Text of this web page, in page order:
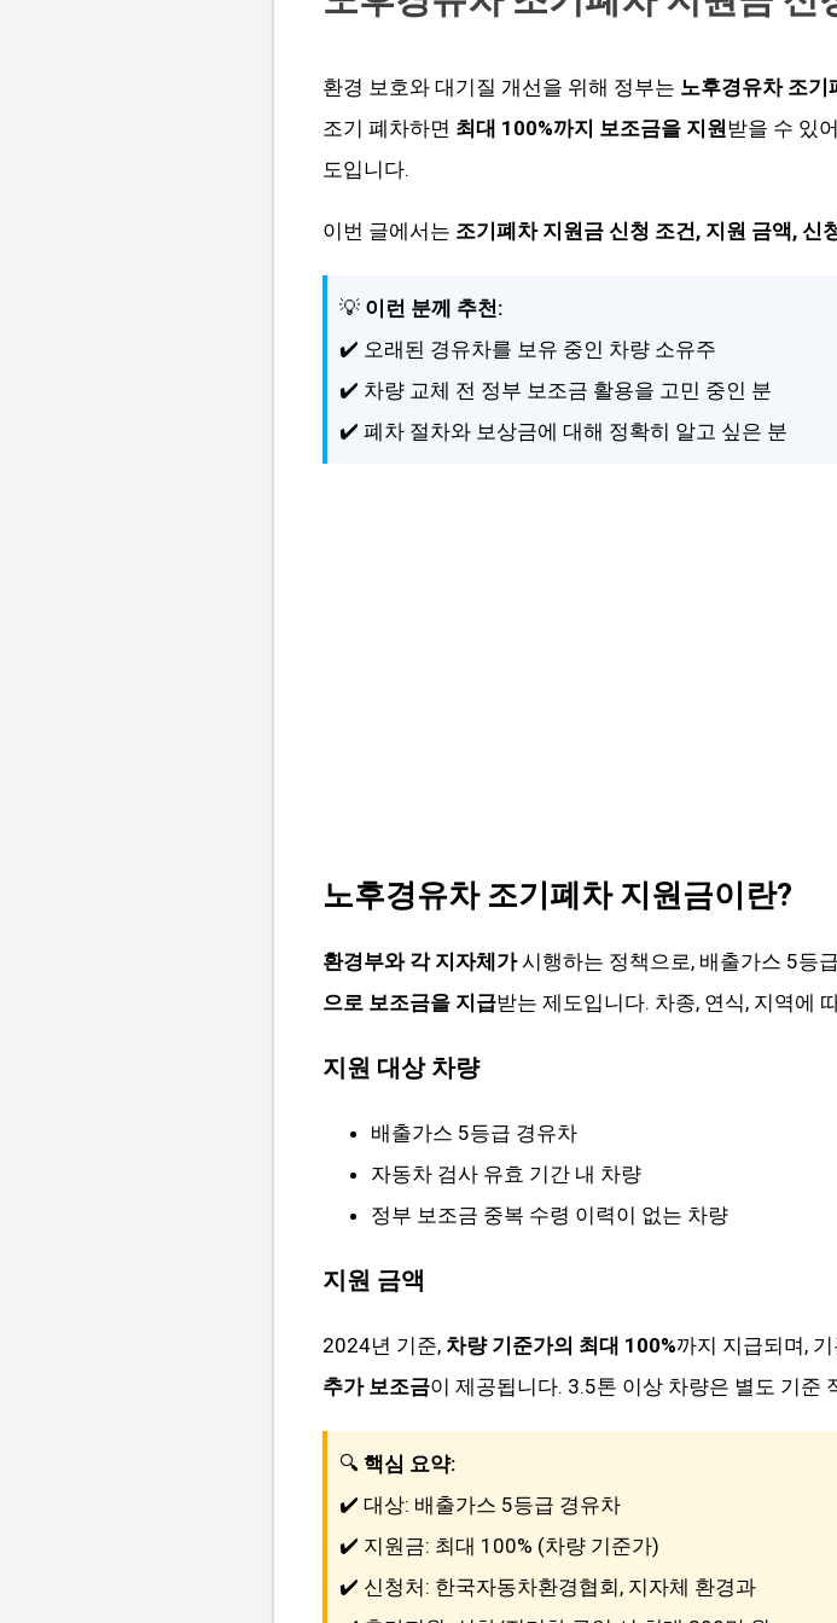
환경 보호와 대기질 개선을 위해 정부는 노후경유차 조기
조기 폐차하면 최대 100%까지 보조금을 지원받을 수 있
도입니다.
이번 글에서는 조기폐차 지원금 신청 조건, 지원 금액, 신
💡 이런 분께 추천:
✔️ 오래된 경유차를 보유 중인 차량 소유주
✔️ 차량 교체 전 정부 보조금 활용을 고민 중인 분
✔️ 폐차 절차와 보상금에 대해 정확히 알고 싶은 분
노후경유차 조기폐차 지원금이란?
환경부와 각 지자체가시행하는 정책으로, 배출가스 5등
으로 보조금을 지급받는 제도입니다. 차종, 연식, 지역에
지원 대상 차량
배출가스 5등급 경유차
자동차 검사 유효 기간 내 차량
정부 보조금 중복 수령 이력이 없는 차량
지원 금액
2024년 기준, 차량 기준가의 최대 100%까지 지급되며,
추가 보조금이 제공됩니다. 3.5톤 이상 차량은 별도 기준
🔍 핵심 요약:
✔️ 대상: 배출가스 5등급 경유차
✔️ 지원금: 최대 100% (차량 기준가)
✔️ 신청처: 한국자동차환경협회, 지자체 환경과